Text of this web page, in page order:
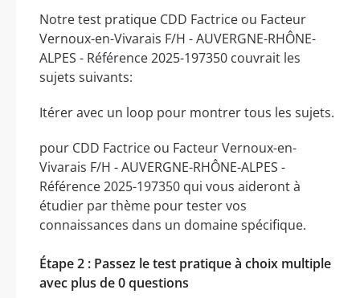
Notre test pratique CDD Factrice ou Facteur
Vernoux-en-Vivarais F/H - AUVERGNE-RHÔNE-
ALPES - Référence 2025-197350 couvrait les
sujets suivants:
Itérer avec un loop pour montrer tous les sujets.
pour CDD Factrice ou Facteur Vernoux-en-
Vivarais F/H - AUVERGNE-RHÔNE-ALPES -
Référence 2025-197350 qui vous aideront à
étudier par thème pour tester vos
connaissances dans un domaine spécifique.
Étape 2 : Passez le test pratique à choix multiple
avec plus de 0 questions